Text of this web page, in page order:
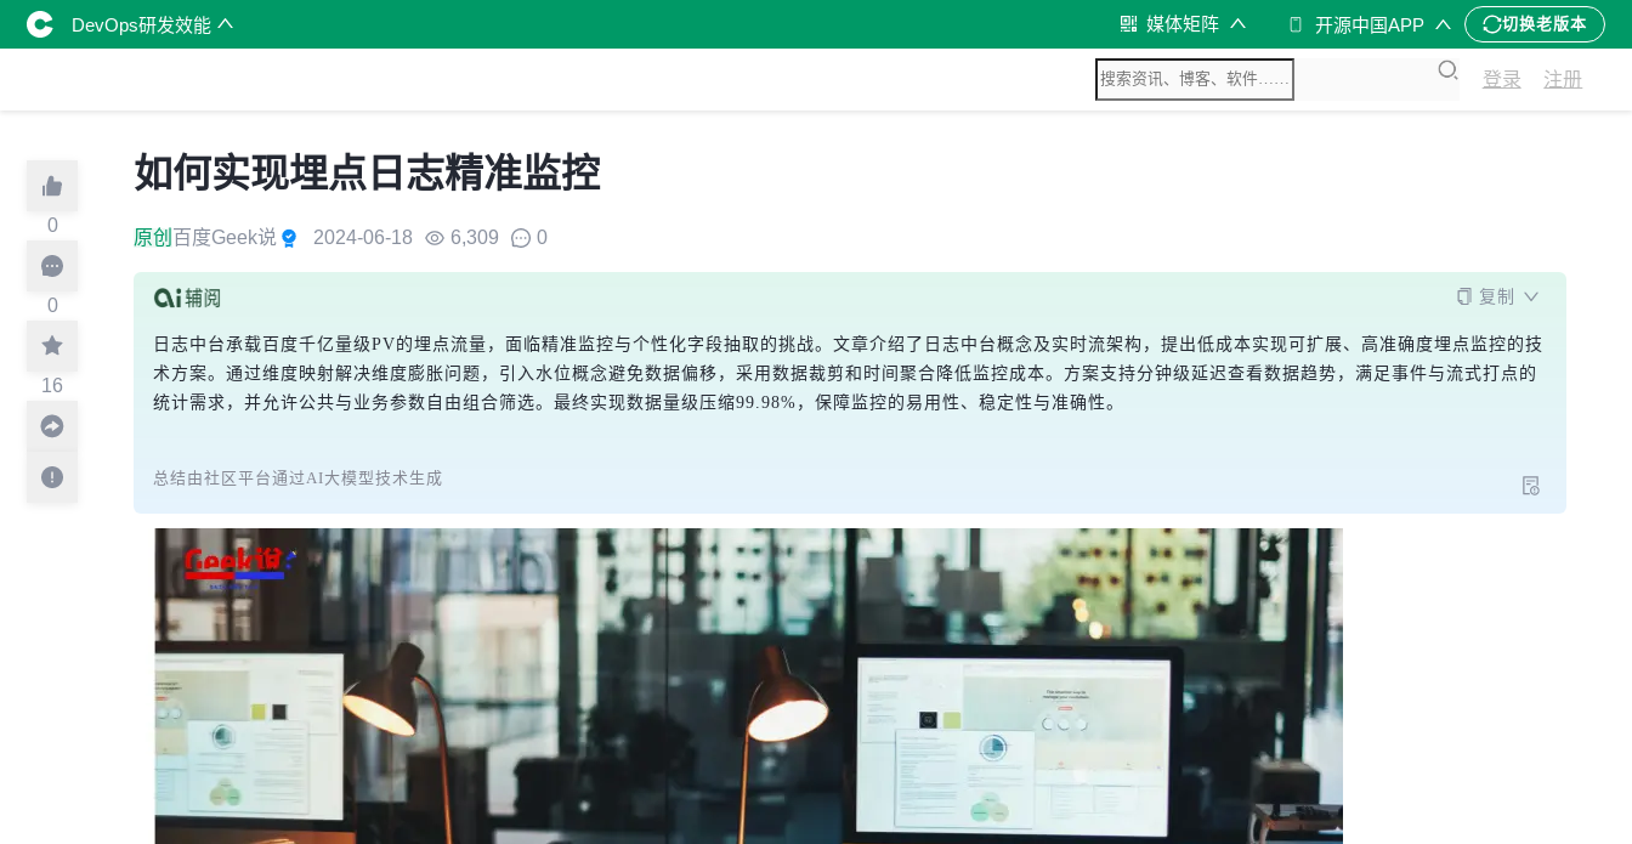
DevOps研发效能 媒体矩阵 开源中国APP 切换老版本
登录 注册
0
0
16
如何实现埋点日志精准监控
原创 百度Geek说 2024-06-18 6,309 0
复制
日志中台承载百度千亿量级PV的埋点流量，面临精准监控与个性化字段抽取的挑战。文章介绍了日志中台概念及实时流架构，提出低成本实现可扩展、高准确度埋点监控的技
术方案。通过维度映射解决维度膨胀问题，引入水位概念避免数据偏移，采用数据裁剪和时间聚合降低监控成本。方案支持分钟级延迟查看数据趋势，满足事件与流式打点的
统计需求，并允许公共与业务参数自由组合筛选。最终实现数据量级压缩99.98%，保障监控的易用性、稳定性与准确性。
总结由社区平台通过AI大模型技术生成